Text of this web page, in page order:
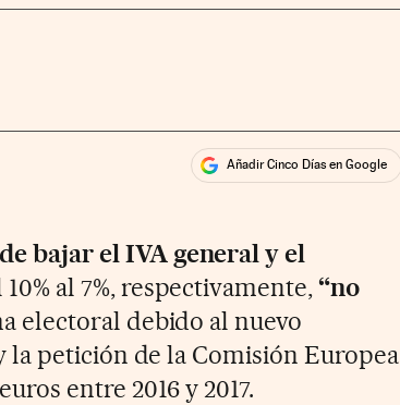
Añadir Cinco Días en Google
bajar el IVA general y el
10% al 7%, respectivamente,“no
electoral debido al nuevo
petición de la Comisión Europea
entre 2016 y 2017.